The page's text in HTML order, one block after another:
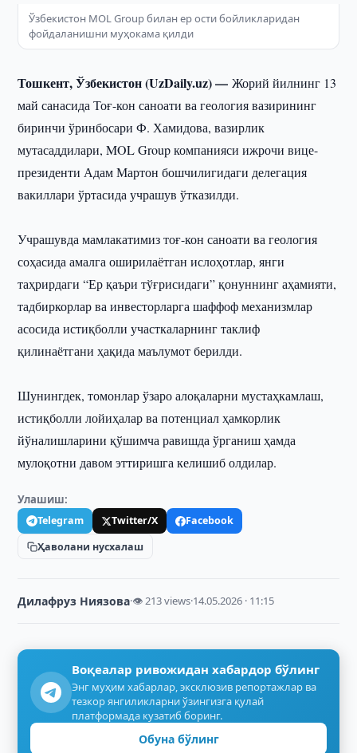
Ўзбекистон MOL Group билан ер ости бойликларидан
фойдаланишни муҳокама қилди
Тошкент, Ўзбекистон (UzDaily.uz) —Жорий йилнинг 13
май санасида Тоғ-кон саноати ва геология вазирининг
биринчи ўринбосари Ф. Хамидова, вазирлик
мутасаддилари, MOL Group компанияси ижрочи вице-
президенти Адам Мартон бошчилигидаги делегация
вакиллари ўртасида учрашув ўтказилди.
Учрашувда мамлакатимиз тоғ-кон саноати ва геология
соҳасида амалга оширилаётган ислоҳотлар, янги
таҳрирдаги “Ер қаъри тўғрисидаги” қонуннинг аҳамияти,
тадбиркорлар ва инвесторларга шаффоф механизмлар
асосида истиқболли участкаларнинг таклиф
қилинаётгани ҳақида маълумот берилди.
Шунингдек, томонлар ўзаро алоқаларни мустаҳкамлаш,
истиқболли лойиҳалар ва потенциал ҳамкорлик
йўналишларини қўшимча равишда ўрганиш ҳамда
мулоқотни давом эттиришга келишиб олдилар.
Улашиш:
Telegram Twitter/X
Facebook
Ҳаволани нусхалаш
Дилафруз Ниязова·👁 213 views·14.05.2026 · 11:15
Воқеалар ривожидан хабардор бўлинг
Энг муҳим хабарлар, эксклюзив репортажлар ва
тезкор янгиликларни ўзингизга қулай
платформада кузатиб боринг.
Обуна бўлинг